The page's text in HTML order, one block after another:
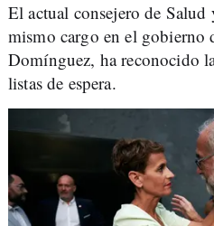
El actual consejero de
mismo cargo en el gobierno
Domínguez, ha reconocido
listas de espera.